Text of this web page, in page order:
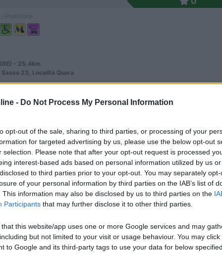
- Do Not Process My Personal Information
opt-out of the sale, sharing to third parties, or processing of your
for targeted advertising by us, please use the below opt-out
selection. Please note that after your opt-out request is processed
interest-based ads based on personal information utilized by us
to third parties prior to your opt-out. You may separately
of your personal information by third parties on the IAB’s list of
This information may also be disclosed by us to third parties on the
Participants that may further disclose it to other third parties.
that this website/app uses one or more Google services and may
but not limited to your visit or usage behaviour. You may
to Google and its third-party tags to use your data for below
- 25.4km
Sasso 23, Località Quara
(RE) - 25.6km
7, Località Vantasso Laghi
Posizione